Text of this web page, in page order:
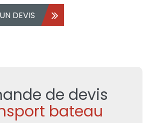
DEVIS
de devis
bateau